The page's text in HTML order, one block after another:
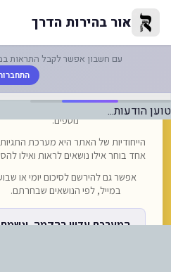
|-ממשלת ישראל
אור בהירות הדרך
עם חשבון אפשר לקבל התראות
טוען הודעות...